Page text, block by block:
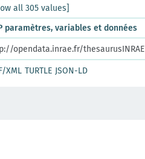
all 305 values]
paramètres, variables et données
opendata.inrae.fr/
XML TURTLE JSON-LD